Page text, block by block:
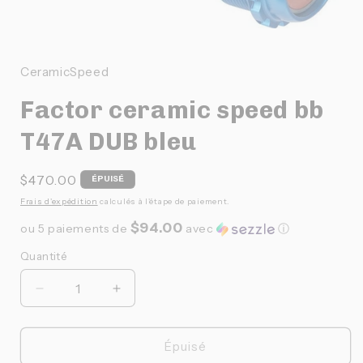
1
fenêtre
modale
CeramicSpeed
Factor ceramic speed bb
T47A DUB bleu
Prix
habituel
$470.00 ÉPUISÉ
Frais d'expédition calculés à l'étape de paiement.
ou 5 paiements de $94.00 avec ⓘ
Quantité
Quantité
Réduire
la
quantité
Augmenter
la
quantité
Épuisé